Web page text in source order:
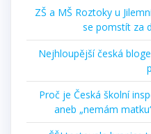
ZŠ a MŠ Roztoky u
se pomstít za
Nejhloupější česká
Proč je Česká školní
aneb „nemám